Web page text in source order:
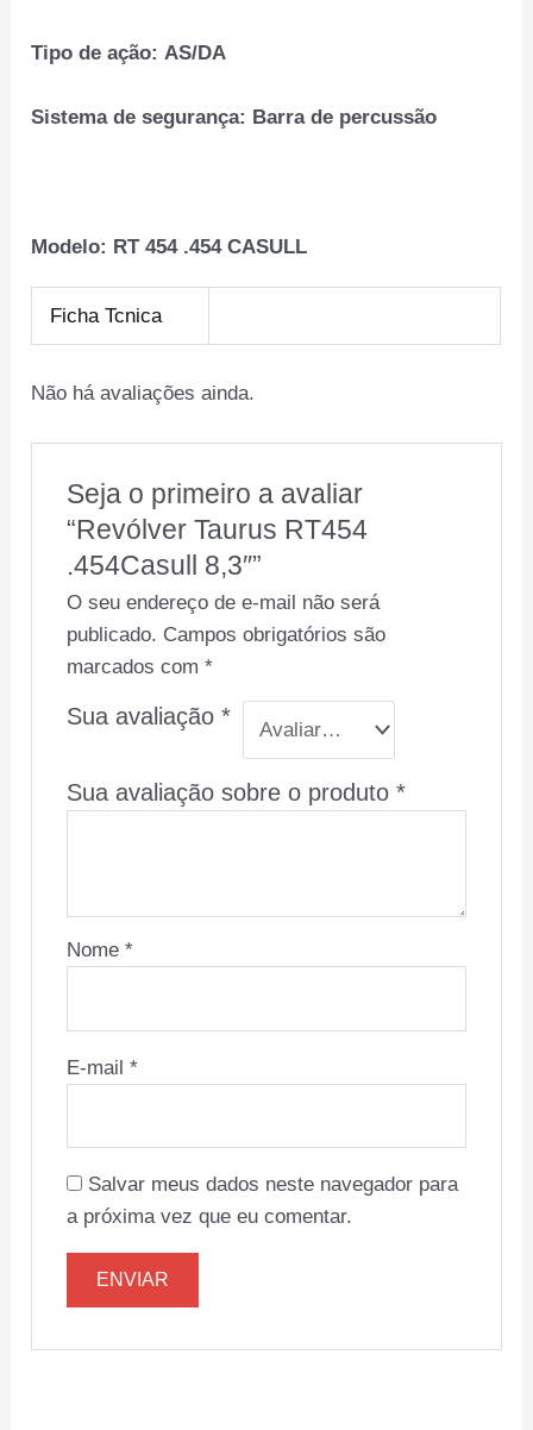
Tipo de ação: AS/DA
Sistema de segurança: Barra de percussão
Modelo: RT 454 .454 CASULL
Ficha Tcnica
Não há avaliações ainda.
Seja o primeiro a avaliar
“Revólver Taurus RT454
.454Casull 8,3″”
O seu endereço de e-mail não será
publicado. Campos obrigatórios são
marcados com *
Sua avaliação *
Sua avaliação sobre o produto *
Nome *
E-mail *
Salvar meus dados neste navegador para
a próxima vez que eu comentar.